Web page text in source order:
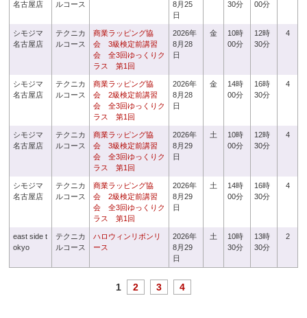
名古屋店
ルコース
8月25
日
30分
00分
シモジマ
名古屋店
テクニカ
ルコース
商業ラッピング協
会 3級検定前講習
会 全3回ゆっくりク
ラス 第1回
2026年
8月28
日
金
10時
00分
12時
30分
4
シモジマ
名古屋店
テクニカ
ルコース
商業ラッピング協
会 2級検定前講習
会 全3回ゆっくりク
ラス 第1回
2026年
8月28
日
金
14時
00分
16時
30分
4
シモジマ
名古屋店
テクニカ
ルコース
商業ラッピング協
会 3級検定前講習
会 全3回ゆっくりク
ラス 第1回
2026年
8月29
日
土
10時
00分
12時
30分
4
シモジマ
名古屋店
テクニカ
ルコース
商業ラッピング協
会 2級検定前講習
会 全3回ゆっくりク
ラス 第1回
2026年
8月29
日
土
14時
00分
16時
30分
4
east side t
okyo
テクニカ
ルコース
ハロウィンリボンリ
ース
2026年
8月29
日
土
10時
30分
13時
30分
2
1 2 3 4